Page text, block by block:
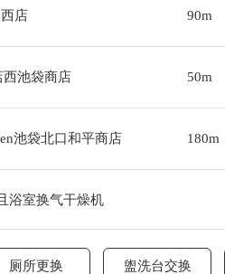
店 90m
池袋商店 50m
池袋北口和平商店 180m
浴室换气干燥机
厕所更换 盥洗台交换